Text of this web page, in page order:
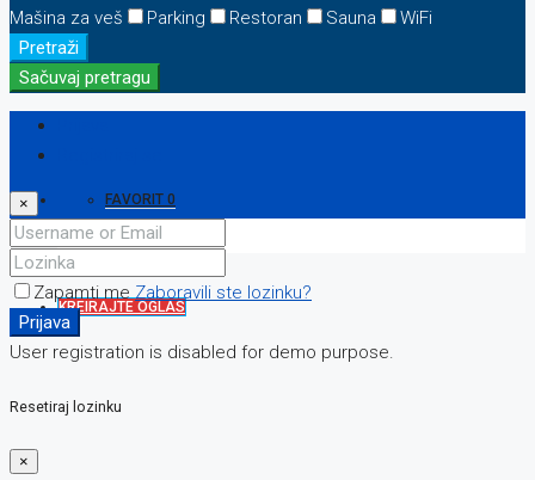
KONTAKT
FAVORIT 0
KREIRAJTE OGLAS
Mašina za veš
Parking Restoran Sauna
WiFi
Pretraži
Sačuvaj pretragu
×
Zapamti me Zaboravili ste lozinku?
Prijava
User registration is disabled for demo purpose.
Resetiraj lozinku
×